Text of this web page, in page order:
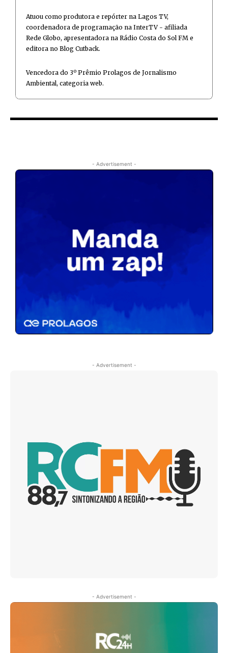
Atuou como produtora e repórter na Lagos TV,
coordenadora de programação na InterTV - afiliada
Rede Globo, apresentadora na Rádio Costa do Sol FM e
editora no Blog Cutback.
Vencedora do 3º Prêmio Prolagos de Jornalismo
Ambiental, categoria web.
- Advertisement -
- Advertisement -
- Advertisement -